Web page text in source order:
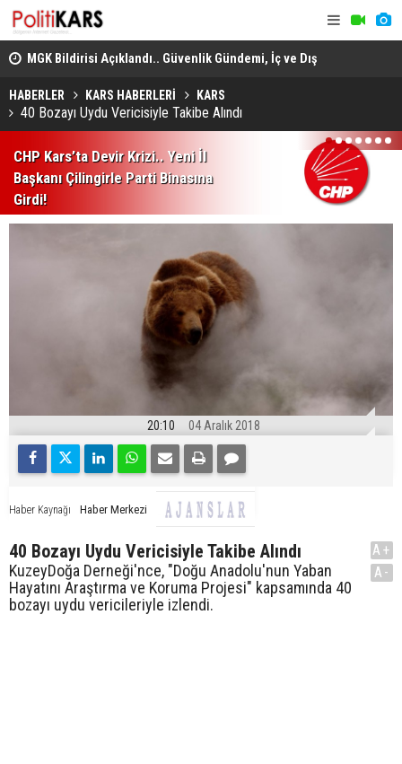
MGK Bildirisi Açıklandı.. Güvenlik Gündemi, İç ve Dış
Politika Başlıkları Değerlendirildi!
HABERLER KARS HABERLERİ KARS
40 Bozayı Uydu Vericisiyle Takibe Alındı
CHP Kars’ta Devir Krizi.. Yeni İl
Başkanı Çilingirle Parti Binasına
Girdi!
1 2 3 4 5 6 7
20:10 04 Aralık 2018
Haber Kaynağı Haber Merkezi
40 Bozayı Uydu Vericisiyle Takibe Alındı
KuzeyDoğa Derneği'nce, "Doğu Anadolu'nun Yaban
Hayatını Araştırma ve Koruma Projesi" kapsamında 40
bozayı uydu vericileriyle izlendi.
A+
A-